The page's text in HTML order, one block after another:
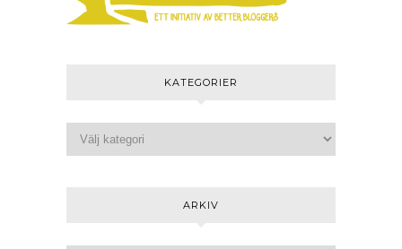
KATEGORIER
ARKIV